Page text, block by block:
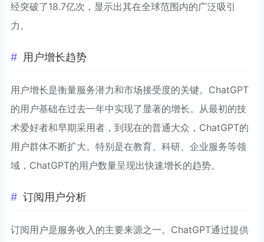
经突破了18.7亿次，显示出其在全球范围内的广泛吸引
力。
用户增长趋势
用户增长是衡量服务潜力和市场接受度的关键。ChatGPT
的用户基础在过去一年中实现了显著的增长。从最初的技
术爱好者和早期采用者，到现在的普通大众，ChatGPT的
用户群体不断扩大。特别是在教育、科研、企业服务等领
域，ChatGPT的用户数量呈现出快速增长的趋势。
订阅用户分析
订阅用户是服务收入的主要来源之一。ChatGPT通过提供